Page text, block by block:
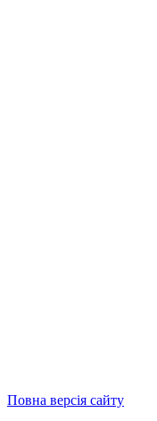
Повна версія сайту